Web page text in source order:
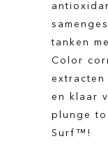
tanken
Color
en klaar
plunge to
Surf™!